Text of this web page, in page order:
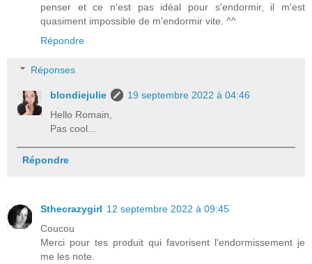
penser et ce n'est pas idéal pour s'endormir, il m'est
quasiment impossible de m'endormir vite. ^^
Répondre
Réponses
blondiejulie
19 septembre 2022 à 04:46
Hello Romain,
Pas cool...
Répondre
Sthecrazygirl 12 septembre 2022 à 09:45
Coucou
Merci pour tes produit qui favorisent l'endormissement je
me les note.